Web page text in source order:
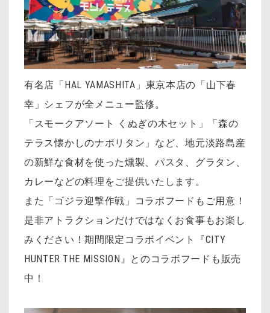
有名店「HAL YAMASHITA」東京本店の「山下春
幸」シェフが全メニュー監修。
「スモークアソート くぬぎの木セット」「森の
テラス懐かしのナポリタン」など、地元淡路島産
の新鮮な食材を使った燻製、パスタ、グラタン、
カレーなどの料理をご提供いたします。
また「ゴジラ迎撃作戦」コラボフードもご用意！
是非アトラクションだけではなくお食事もお楽し
みください！期間限定コラボイベント『CITY
HUNTER THE MISSION』とのコラボフードも販売
中！